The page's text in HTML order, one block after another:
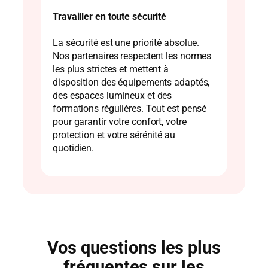
Travailler en toute sécurité
La sécurité est une priorité absolue.
Nos partenaires respectent les normes
les plus strictes et mettent à
disposition des équipements adaptés,
des espaces lumineux et des
formations régulières. Tout est pensé
pour garantir votre confort, votre
protection et votre sérénité au
quotidien.
Vos questions les plus